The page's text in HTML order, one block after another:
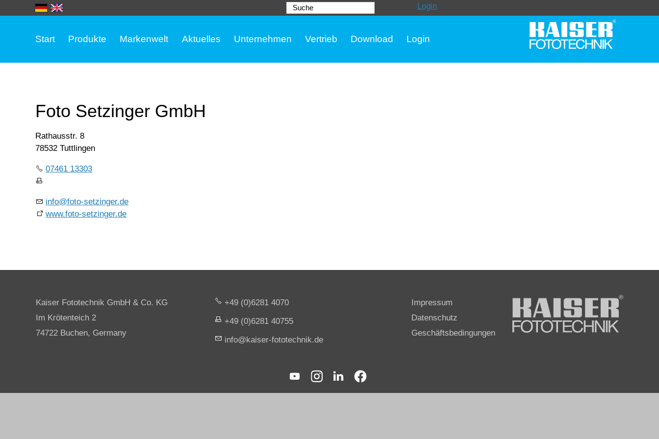
Suche Login
Start Produkte Markenwelt Aktuelles Unternehmen Vertrieb Download Login
Foto Setzinger GmbH
Rathausstr. 8
78532 Tuttlingen
07461 13303
info@foto-setzinger.de
www.foto-setzinger.de
Kaiser Fototechnik GmbH & Co. KG
Im Krötenteich 2
74722 Buchen, Germany
+49 (0)6281 4070
+49 (0)6281 40755
nf
k s r-f t t chn k d
Impressum
Datenschutz
Geschäftsbedingungen